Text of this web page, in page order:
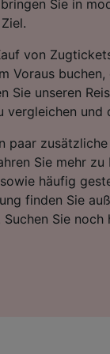
Sie in
von
Voraus
Sie unseren
vergleichen und
paar
Sie mehr
häufig
finden Sie
Sie